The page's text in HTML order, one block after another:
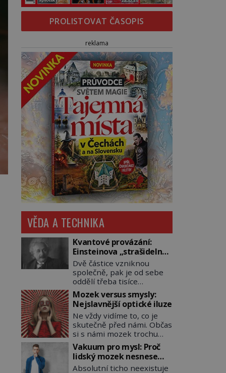
PROLISTOVAT ČASOPIS
reklama
VĚDA A TECHNIKA
Kvantové provázání:
Einsteinova „strašidelná
akce na dálku“ dál mate i
fascinuje vědce
Dvě částice vzniknou
společně, pak je od sebe
oddělí třeba tisíce
kilometrů. Přesto se při
měření chovají, jako by
mezi nimi existovalo
neviditelné pouto. Albert
Einstein tomu s jistou
dávkou ironie říká
„strašidelná akce na dálku“
a dlouhá desetiletí věří, že
musí existovat jednodušší
Mozek versus smysly:
Nejslavnější optické iluze
Ne vždy vidíme to, co je
skutečně před námi. Občas
si s námi mozek trochu
pohraje. A my pak doslova
nevěříme vlastním očím!
Jak vznikají ty
nejpodivnější optické
Vakuum pro mysl: Proč
lidský mozek nesnese
absolutní klid a začne si
Absolutní ticho neexistuje